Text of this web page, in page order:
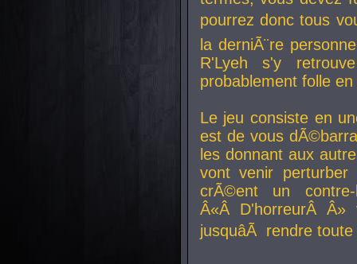
pourrez donc tous
la derniÃ¨re
R'Lyeh s'y
probablement folle
Le jeu consiste en
est de vous
les donnant aux
vont venir perturber
crÃ©ent un
Â«Â D'horreurÂ
jusquâÃ rendre